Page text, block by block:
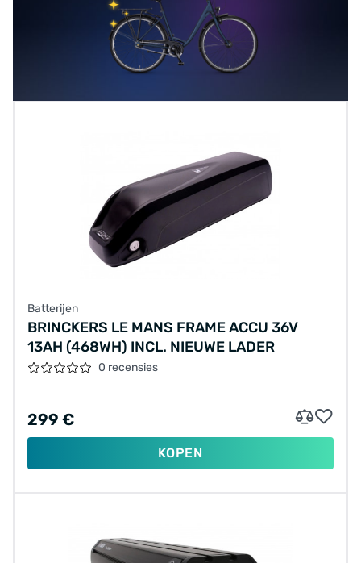
Batterijen
BRINCKERS LE MANS FRAME ACCU 36V
13AH (468WH) INCL. NIEUWE LADER
0 recensies
299 €
KOPEN